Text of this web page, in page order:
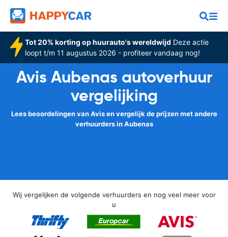
Tot 20% korting op huurauto's wereldwijd Deze actie
loopt t/m 11 augustus 2026 - profiteer vandaag nog!
Avis Aubenas autoverhuur
vergelijking
Lees beoordelingen van Avis en vergelijk de prijzen met andere
verhuurders in Aubenas
Wij vergelijken de volgende verhuurders en nog veel meer voor
u